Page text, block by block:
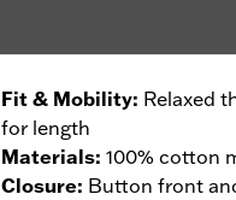
Fit & Mobility: Relaxed
for length
Materials: 100% cotton
Closure: Button front